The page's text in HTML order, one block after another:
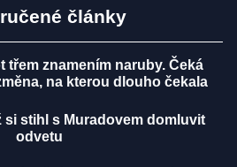
články
třem znamením naruby. Čeká
na kterou dlouho čekala
si stihl s Muradovem domluvit
odvetu